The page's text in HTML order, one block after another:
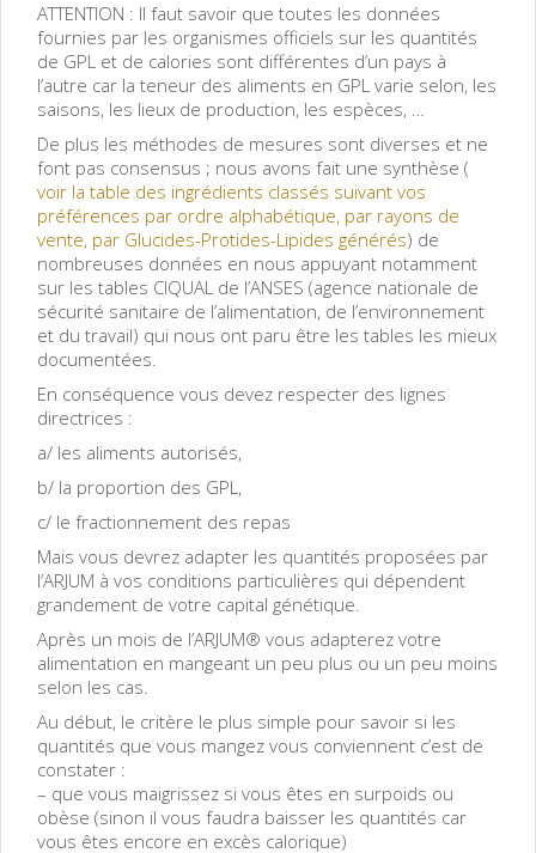
ATTENTION : Il faut savoir que toutes les données
fournies par les organismes officiels sur les quantités
de GPL et de calories sont différentes d’un pays à
l’autre car la teneur des aliments en GPL varie selon, les
saisons, les lieux de production, les espèces, …
De plus les méthodes de mesures sont diverses et ne
font pas consensus ; nous avons fait une synthèse (
voir la table des ingrédients classés suivant vos
préférences par ordre alphabétique, par rayons de
vente, par Glucides-Protides-Lipides générés) de
nombreuses données en nous appuyant notamment
sur les tables CIQUAL de l’ANSES (agence nationale de
sécurité sanitaire de l’alimentation, de l’environnement
et du travail) qui nous ont paru être les tables les mieux
documentées.
En conséquence vous devez respecter des lignes
directrices :
a/ les aliments autorisés,
b/ la proportion des GPL,
c/ le fractionnement des repas
Mais vous devrez adapter les quantités proposées par
l’ARJUM à vos conditions particulières qui dépendent
grandement de votre capital génétique.
Après un mois de l’ARJUM® vous adapterez votre
alimentation en mangeant un peu plus ou un peu moins
selon les cas.
Au début, le critère le plus simple pour savoir si les
quantités que vous mangez vous conviennent c’est de
constater :
– que vous maigrissez si vous êtes en surpoids ou
obèse (sinon il vous faudra baisser les quantités car
vous êtes encore en excès calorique)